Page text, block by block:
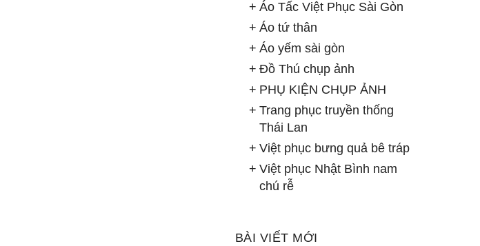
Áo Tấc Việt Phục Sài Gòn
Áo tứ thân
Áo yếm sài gòn
Đồ Thú chụp ảnh
PHỤ KIỆN CHỤP ẢNH
Trang phục truyền thống
Thái Lan
Việt phục bưng quả bê tráp
Việt phục Nhật Bình nam
chú rễ
BÀI VIẾT MỚI